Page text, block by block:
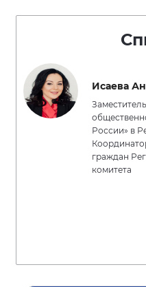
Исаева
России» в
граждан
комитета